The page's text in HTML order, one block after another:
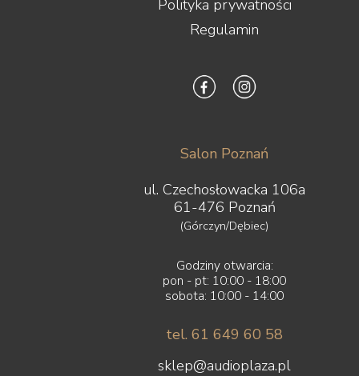
Polityka prywatności
Regulamin
Salon Poznań
ul. Czechosłowacka 106a
61-476 Poznań
(Górczyn/Dębiec)
Godziny otwarcia:
pon - pt: 10:00 - 18:00
sobota: 10:00 - 14:00
tel. 61 649 60 58
sklep@audioplaza.pl